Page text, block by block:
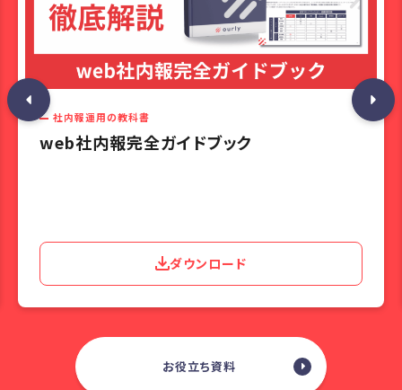
社内報運用の教科書
web社内報完全ガイドブック
ダウンロード
お役立ち資料